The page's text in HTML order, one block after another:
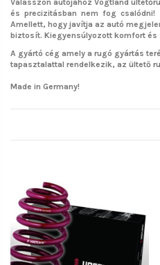
Válasszon autójához Vogtland
és precizitásban nem fog csalódni!
Amellett, hogy javítja az autó
biztosít. Kiegyensúlyozott komfort
A gyártó cég amely a rugó gyártás
tapasztalattal rendelkezik, az ültető
Made in Germany!